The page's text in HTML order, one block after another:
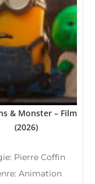
& Monster – Film
(2026)
Pierre Coffin
Animation